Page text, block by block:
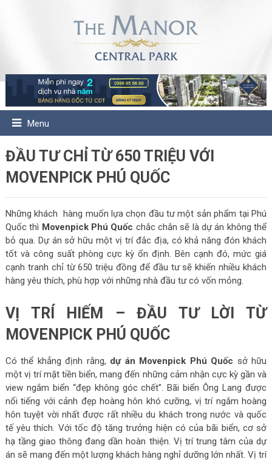
Menu
ĐẦU TƯ CHỈ TỪ 650 TRIỆU VỚI
MOVENPICK PHÚ QUỐC
Những khách hàng muốn lựa chọn đầu tư một sản phẩm tại Phú
Quốc thì Movenpick Phú Quốc chắc chắn sẽ là dự án không thể
bỏ qua. Dự án sở hữu một vị trí đắc địa, có khả năng đón khách
tốt và công suất phòng cực kỳ ổn định. Bên cạnh đó, mức giá
cạnh tranh chỉ từ 650 triệu đồng để đầu tư sẽ khiến nhiều khách
hàng yêu thích, phù hợp với những nhà đầu tư có vốn mỏng.
VỊ TRÍ HIẾM – ĐẦU TƯ LỜI TỪ
MOVENPICK PHÚ QUỐC
Có thể khẳng định rằng, dự án Movenpick Phú Quốc sở hữu
một vị trí mặt tiền biển, mang đến những cảm nhận cực kỳ gần và
view ngắm biển “đẹp không góc chết”. Bãi biển Ông Lang được
nổi tiếng với cảnh đẹp hoàng hôn khó cưỡng, vị trí ngắm hoàng
hôn tuyệt vời nhất được rất nhiều du khách trong nước và quốc
tế yêu thích. Với tốc độ tăng trưởng hiện có của bãi biển, cơ sở
hạ tầng giao thông đang dần hoàn thiện. Vị trí trung tâm của dự
án sẽ mang đến một lượng khách hàng nghỉ dưỡng lớn nhất. Vị trí